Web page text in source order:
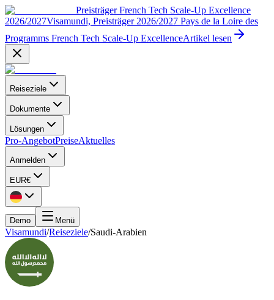
Preisträger French Tech Scale-Up Excellence
2026/2027Visamundi, Preisträger 2026/2027 Pays de la Loire des
Programms French Tech Scale-Up ExcellenceArtikel lesen
Reiseziele
Dokumente
Lösungen
Pro-AngebotPreiseAktuelles
Anmelden
EUR€
Demo Menü
Visamundi/Reiseziele/Saudi-Arabien